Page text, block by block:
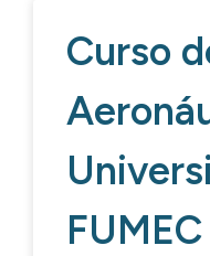
Curso